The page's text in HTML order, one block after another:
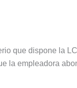
que dispone la
la empleadora